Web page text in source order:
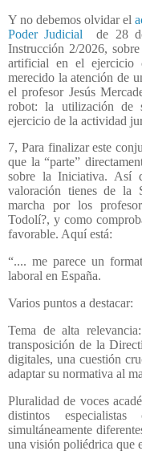
Y no debemos olvidar el
Poder Judicial
de 28
Instrucción 2/2026,
artificial en el ejercicio
merecido la atención de
el profesor Jesús
robot: la utilización de
ejercicio de la actividad
7, Para finalizar este
que la “parte”
sobre la Iniciativa. Así
valoración tienes de la
marcha por los
Todolí?, y como
favorable. Aquí está:
“.... me parece un
laboral en España.
Varios puntos a destacar:
Tema de alta
transposición de la
digitales, una cuestión
adaptar su normativa al
Pluralidad de voces
distintos
simultáneamente
una visión poliédrica que